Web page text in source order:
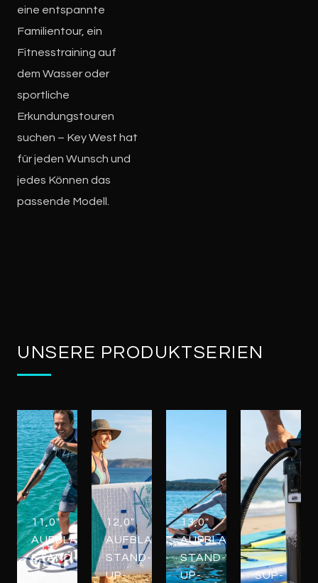
eine entspannte
Familientour, ein
Fitnesstraining auf
dem Wasser oder
sportliche
Erkundungstouren
suchen – Key West hat
für jeden Wunsch und
jedes Können das
passende Modell.
UNSERE PRODUKTSERIEN
11,0"
AUFBLASBARE
STAND-
UP-
12,0"
AUFBLASBARE
STAND-
UP-
13,0"
AUFBLASBARE
STAND-
UP-
SUP-